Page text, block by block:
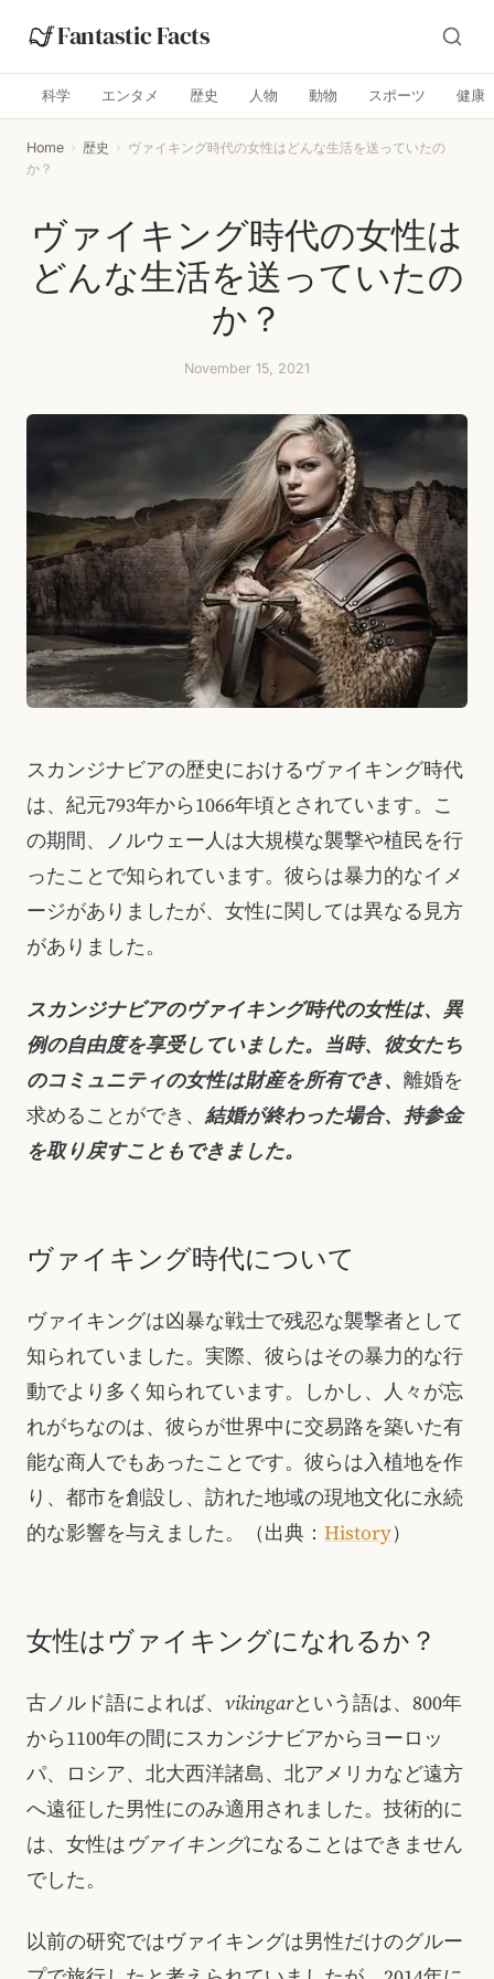
Fantastic Facts
科学 エンタメ 歴史 人物 動物 スポーツ 健康
Home › 歴史 › ヴァイキング時代の女性はどんな生活を送っていたの
か？
ヴァイキング時代の女性は
どんな生活を送っていたの
か？
November 15, 2021
スカンジナビアの歴史におけるヴァイキング時代
は、紀元793年から1066年頃とされています。こ
の期間、ノルウェー人は大規模な襲撃や植民を行
ったことで知られています。彼らは暴力的なイメ
ージがありましたが、女性に関しては異なる見方
がありました。
スカンジナビアのヴァイキング時代の女性は、異
例の自由度を享受していました。当時、彼女たち
のコミュニティの女性は財産を所有でき、 離婚を
求めることができ、 結婚が終わった場合、持参金
を取り戻すこともできました。
ヴァイキング時代について
ヴァイキングは凶暴な戦士で残忍な襲撃者として
知られていました。実際、彼らはその暴力的な行
動でより多く知られています。しかし、人々が忘
れがちなのは、彼らが世界中に交易路を築いた有
能な商人でもあったことです。彼らは入植地を作
り、都市を創設し、訪れた地域の現地文化に永続
的な影響を与えました。（出典： History）
女性はヴァイキングになれるか？
古ノルド語によれば、 vikingarという語は、800年
から1100年の間にスカンジナビアからヨーロッ
パ、ロシア、北大西洋諸島、北アメリカなど遠方
へ遠征した男性にのみ適用されました。技術的に
は、女性はヴァイキングになることはできません
でした。
以前の研究ではヴァイキングは男性だけのグルー